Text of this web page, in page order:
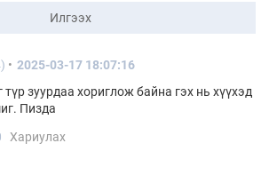
Илгээх
2025-03-17 18:07:16
зуурдаа хориглож байна гэх нь хүүхэд
Пизда
Хариулах